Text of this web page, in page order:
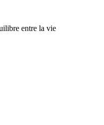
entre la vie